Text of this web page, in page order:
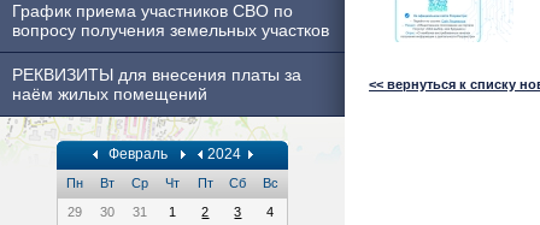
График приема участников СВО по
вопросу получения земельных участков
РЕКВИЗИТЫ для внесения платы за
наём жилых помещений
Февраль 2024
Пн Вт Ср Чт Пт Сб
Вс
29
30 31 1 2 3
4
<< вернуться к списку